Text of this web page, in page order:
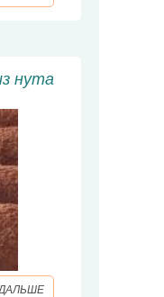
нута